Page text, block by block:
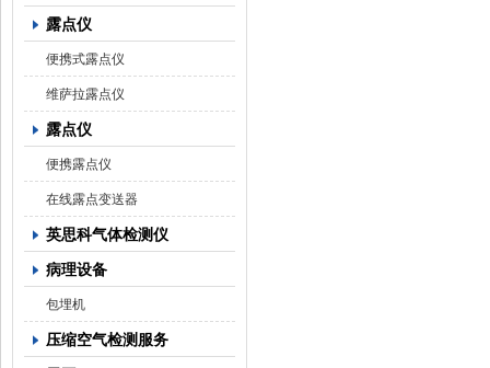
露点仪
便携式露点仪
维萨拉露点仪
露点仪
便携露点仪
在线露点变送器
英思科气体检测仪
病理设备
包埋机
压缩空气检测服务